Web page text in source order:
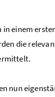
einem
die
nun